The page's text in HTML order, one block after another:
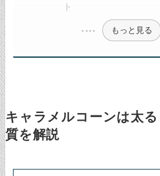
ト
もっと見る
キャラメルコーンは太
質を解説